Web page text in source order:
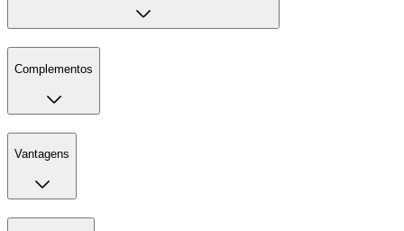
Complementos
Vantagens